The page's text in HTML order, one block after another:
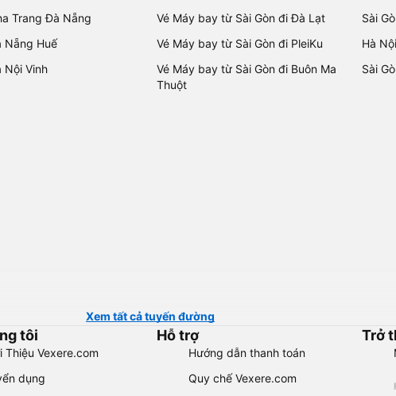
Trang Đà Nẵng
Nẵng Huế
Nội Vinh
Vé Máy bay từ Sài Gòn đi Đà Lạt
Vé Máy bay từ Sài Gòn đi PleiKu
Vé Máy bay từ Sài Gòn đi Buôn Ma
Thuột
Sài
Hà
Sài
Xem tất cả tuyến đường
tôi
Thiệu Vexere.com
dụng
Hỗ trợ
Hướng dẫn thanh toán
Quy chế Vexere.com
Trở